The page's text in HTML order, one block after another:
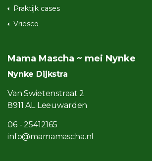
Praktijk cases
Vriesco
Mama Mascha ~ mei Nynke
Nynke Dijkstra
Van Swietenstraat 2
8911 AL Leeuwarden
06 - 25412165
info@mamamascha.nl